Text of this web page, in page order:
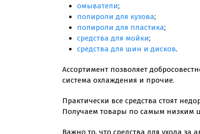
омыватели;
полироли для кузова;
полироли для пластика;
средства для мойки;
средства для шин и дисков.
Ассортимент позволяет
система охлаждения и прочие.
Практически все средства стоят
Получаем товары по самым низким
Важно то, что средства для ухода